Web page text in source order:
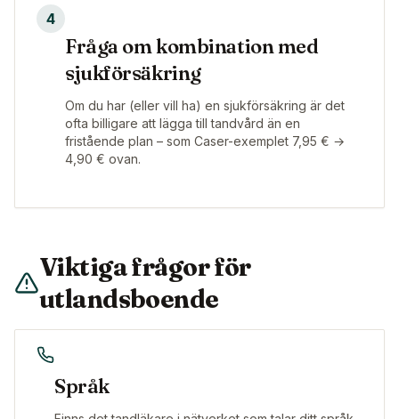
4
Fråga om kombination med
sjukförsäkring
Om du har (eller vill ha) en sjukförsäkring är det
ofta billigare att lägga till tandvård än en
fristående plan – som Caser-exemplet 7,95 € →
4,90 € ovan.
Viktiga frågor för
utlandsboende
Språk